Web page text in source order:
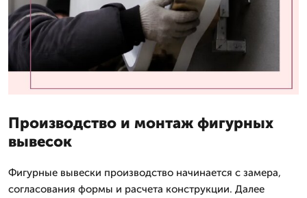
Производство и монтаж фигурных
вывесок
Фигурные вывески производство начинается с замера,
согласования формы и расчета конструкции. Далее